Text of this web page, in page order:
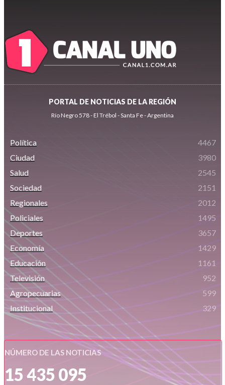
PORTAL DE NOTICIAS DE LA REGIÓN
Río Negro 578 - El Trébol - Santa Fe - Argentina
Política
4467
Ciudad
3980
Salud
2545
Sociedad
2151
Regionales
2012
Policiales
1495
Deportes
3657
Economía
1429
Educación
1161
Televisión
952
Agropecuarias
599
Institucional
329
NÚMERO DE LAS NOTICIAS
15 435 095